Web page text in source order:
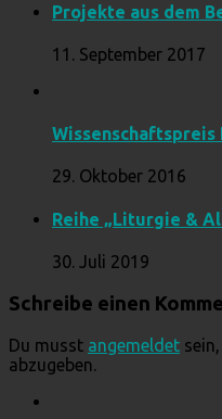
Projekte aus dem
11. September 2017
29. Oktober 2016
Reihe „Liturgie &
30. Juli 2019
Schreibe einen
Du musst angemeldet
abzugeben.